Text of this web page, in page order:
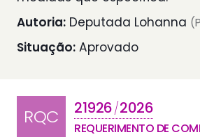
Autoria: Deputada Lohanna
Situação: Aprovado
RQC 21926/2026
REQUERIMENTO DE